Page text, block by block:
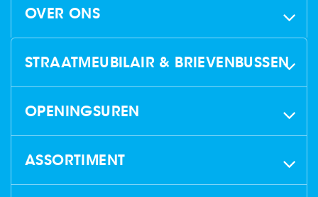
OVER ONS
STRAATMEUBILAIR & BRIEVENBUSSEN
OPENINGSUREN
ASSORTIMENT